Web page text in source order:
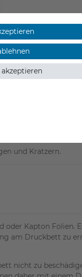
17,90 €
ab Lager > Lieferzeit 1-3
Aufkleben als
und Kratzern.
Kapton Folien.
am Druckbett zu
nicht zu